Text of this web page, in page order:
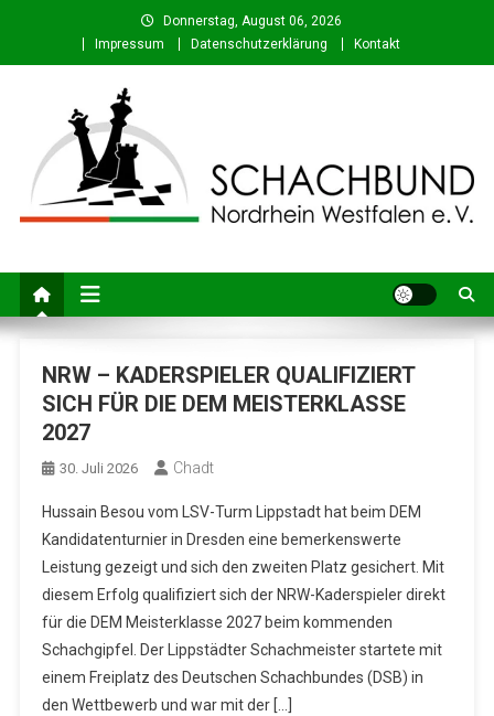
content
Donnerstag, August 06, 2026
Impressum
Datenschutzerklärung Kontakt
NRW – KADERSPIELER QUALIFIZIERT
SICH FÜR DIE DEM MEISTERKLASSE
2027
30. Juli 2026 Chadt
Hussain Besou vom LSV-Turm Lippstadt hat beim DEM
Kandidatenturnier in Dresden eine bemerkenswerte
Leistung gezeigt und sich den zweiten Platz gesichert. Mit
diesem Erfolg qualifiziert sich der NRW-Kaderspieler direkt
für die DEM Meisterklasse 2027 beim kommenden
Schachgipfel. Der Lippstädter Schachmeister startete mit
einem Freiplatz des Deutschen Schachbundes (DSB) in
den Wettbewerb und war mit der […]